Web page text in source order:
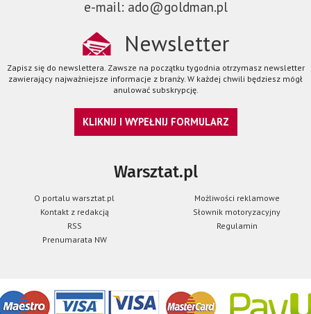
e-mail: ado@goldman.pl
Newsletter
Zapisz się do newslettera. Zawsze na początku tygodnia otrzymasz newsletter
zawierający najważniejsze informacje z branży. W każdej chwili będziesz mógł
anulować subskrypcję.
KLIKNIJ I WYPEŁNIJ FORMULARZ
Warsztat.pl
O portalu warsztat.pl
Możliwości reklamowe
Kontakt z redakcją
Słownik motoryzacyjny
RSS
Regulamin
Prenumarata NW